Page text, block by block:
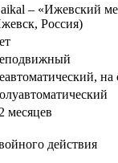
– «Ижевский
Россия)
месяцев
действия